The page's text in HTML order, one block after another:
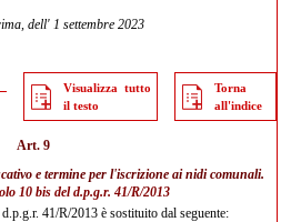
dell' 1 settembre 2023
Visualizza tutto
il testo
Torna
all'indice
Art. 9
e termine per l'iscrizione ai nidi comunali.
10 bis del d.p.g.r. 41/R/2013
41/R/2013 è sostituito dal seguente: